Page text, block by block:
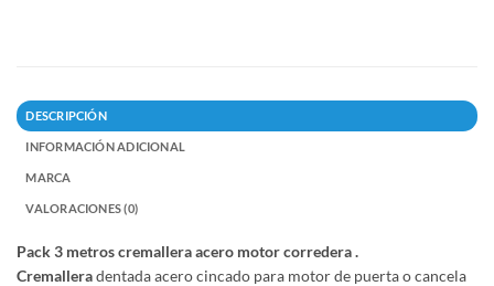
DESCRIPCIÓN
INFORMACIÓN ADICIONAL
MARCA
VALORACIONES (0)
Pack 3 metros cremallera acero motor corredera .
Cremalleradentada acero cincado para motor de puerta o cancela